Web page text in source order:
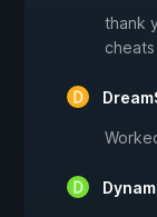
thank
cheats